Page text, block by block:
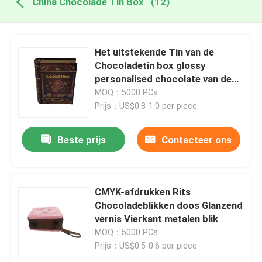
Het uitstekende Tin van de
Chocoladetin box glossy
personalised chocolate van de
Boekvorm
MOQ：5000 PCs
Prijs：US$0.8-1.0 per piece
Beste prijs Contacteer ons
CMYK-afdrukken Rits
Chocoladeblikken doos Glanzend
vernis Vierkant metalen blik
MOQ：5000 PCs
Prijs：US$0.5-0.6 per piece